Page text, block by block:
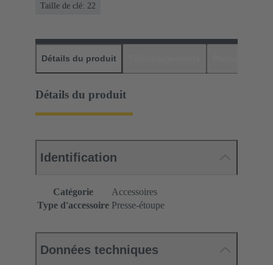
Taille de clé: 22
Détails du produit
Détails du produit
Identification
Catégorie
Accessoires
Type d'accessoire Presse-étoupe
Données techniques